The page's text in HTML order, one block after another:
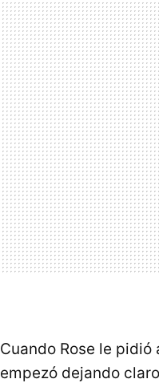
Cuando Rose le
empezó dejando